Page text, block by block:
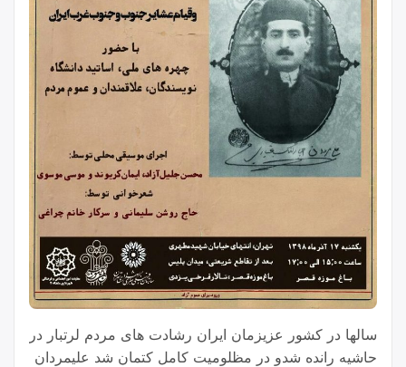
سالها در کشور عزیزمان ایران رشادت های مردم لرتبار در
حاشیه رانده شدو در مظلومیت کامل کتمان شد علیمردان